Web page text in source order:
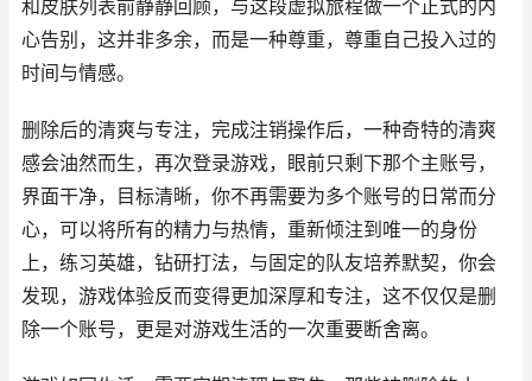
和皮肤列表前静静回顾，与这段虚拟旅程做一个正式的内
心告别，这并非多余，而是一种尊重，尊重自己投入过的
时间与情感。
删除后的清爽与专注，完成注销操作后，一种奇特的清爽
感会油然而生，再次登录游戏，眼前只剩下那个主账号，
界面干净，目标清晰，你不再需要为多个账号的日常而分
心，可以将所有的精力与热情，重新倾注到唯一的身份
上，练习英雄，钻研打法，与固定的队友培养默契，你会
发现，游戏体验反而变得更加深厚和专注，这不仅仅是删
除一个账号，更是对游戏生活的一次重要断舍离。